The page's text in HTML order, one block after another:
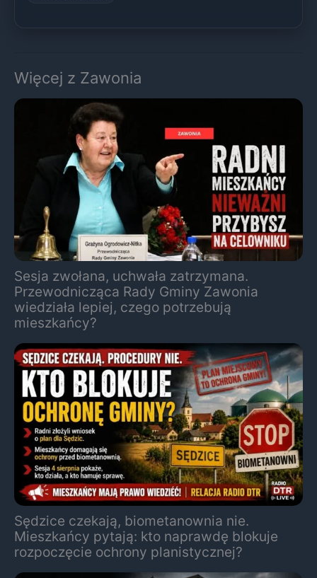
Więcej z Zawonia
Sesja zwołana, uchwała zatrzymana.
Przewodnicząca Rady Gminy Zawonia
wiedziała lepiej, czego potrzebują
mieszkańcy?
Sędzice czekają, biometanownia nie.
Mieszkańcy pytają: kto naprawdę blokuje
rozpoczęcie ochrony planistycznej?